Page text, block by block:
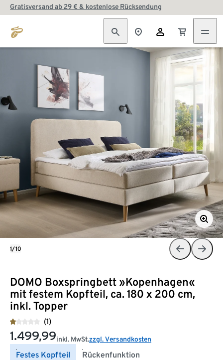
Gratisversand ab 29 € & kostenlose Rücksendung
DOMO Boxspringbett »Kopenhagen«
mit festem Kopfteil, ca. 180 x 200 cm,
inkl. Topper
(1)
1.499,99inkl. MwSt.zzgl. Versandkosten
Festes Kopfteil
Rückenfunktion
1/10